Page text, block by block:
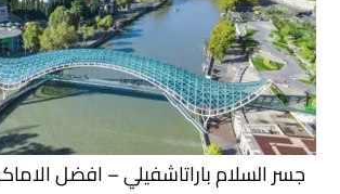
جسر السلام باراتاشفيلي – افضل